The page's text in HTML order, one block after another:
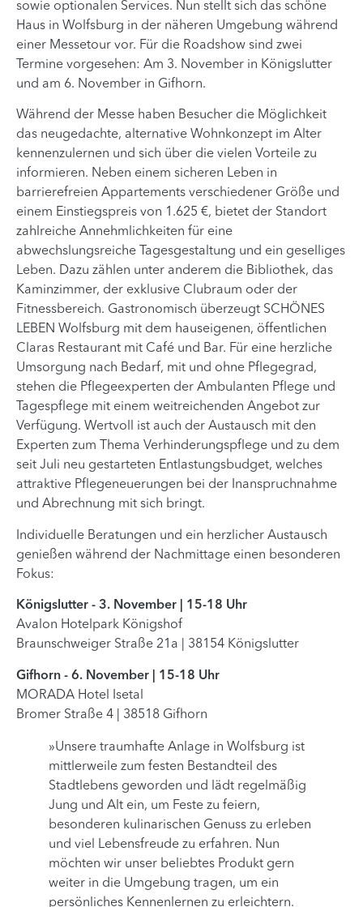
sowie optionalen Services. Nun stellt sich das schöne
Haus in Wolfsburg in der näheren Umgebung während
einer Messetour vor. Für die Roadshow sind zwei
Termine vorgesehen: Am 3. November in Königslutter
und am 6. November in Gifhorn.
Während der Messe haben Besucher die Möglichkeit
das neugedachte, alternative Wohnkonzept im Alter
kennenzulernen und sich über die vielen Vorteile zu
informieren. Neben einem sicheren Leben in
barrierefreien Appartements verschiedener Größe und
einem Einstiegspreis von 1.625 €, bietet der Standort
zahlreiche Annehmlichkeiten für eine
abwechslungsreiche Tagesgestaltung und ein geselliges
Leben. Dazu zählen unter anderem die Bibliothek, das
Kaminzimmer, der exklusive Clubraum oder der
Fitnessbereich. Gastronomisch überzeugt SCHÖNES
LEBEN Wolfsburg mit dem hauseigenen, öffentlichen
Claras Restaurant mit Café und Bar. Für eine herzliche
Umsorgung nach Bedarf, mit und ohne Pflegegrad,
stehen die Pflegeexperten der Ambulanten Pflege und
Tagespflege mit einem weitreichenden Angebot zur
Verfügung. Wertvoll ist auch der Austausch mit den
Experten zum Thema Verhinderungspflege und zu dem
seit Juli neu gestarteten Entlastungsbudget, welches
attraktive Pflegeneuerungen bei der Inanspruchnahme
und Abrechnung mit sich bringt.
Individuelle Beratungen und ein herzlicher Austausch
genießen während der Nachmittage einen besonderen
Fokus:
Königslutter - 3. November | 15-18 Uhr
Avalon Hotelpark Königshof
Braunschweiger Straße 21a | 38154 Königslutter
Gifhorn - 6. November | 15-18 Uhr
MORADA Hotel Isetal
Bromer Straße 4 | 38518 Gifhorn
»Unsere traumhafte Anlage in Wolfsburg ist
mittlerweile zum festen Bestandteil des
Stadtlebens geworden und lädt regelmäßig
Jung und Alt ein, um Feste zu feiern,
besonderen kulinarischen Genuss zu erleben
und viel Lebensfreude zu erfahren. Nun
möchten wir unser beliebtes Produkt gern
weiter in die Umgebung tragen, um ein
persönliches Kennenlernen zu erleichtern.